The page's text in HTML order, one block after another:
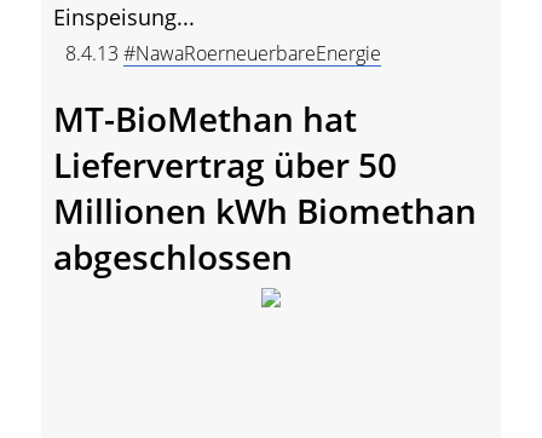
Einspeisung...
8.4.13 #NawaRoerneuerbareEnergie
MT-BioMethan hat
Liefervertrag über 50
Millionen kWh Biomethan
abgeschlossen